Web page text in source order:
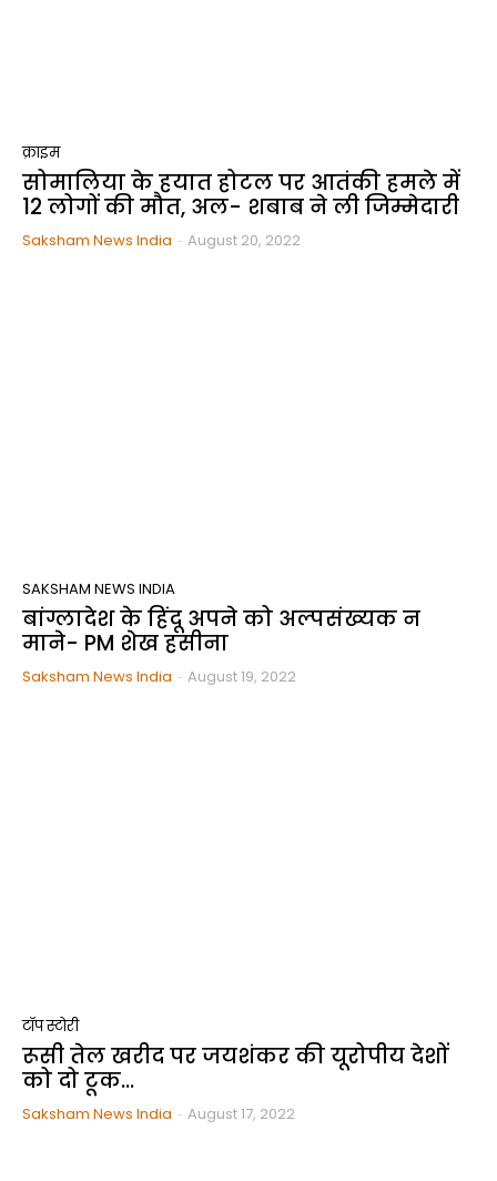
क्राइम
सोमालिया के हयात होटल पर आतंकी हमले में
12 लोगों की मौत, अल- शबाब ने ली जिम्मेदारी
Saksham News India - August 20, 2022
SAKSHAM NEWS INDIA
बांग्लादेश के हिंदू अपने को अल्पसंख्यक न
माने- PM शेख हसीना
Saksham News India - August 19, 2022
टॉप स्टोरी
रूसी तेल खरीद पर जयशंकर की यूरोपीय देशों
को दो टूक…
Saksham News India - August 17, 2022